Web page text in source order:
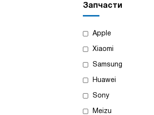
Запчасти
Apple
Xiaomi
Samsung
Huawei
Sony
Meizu